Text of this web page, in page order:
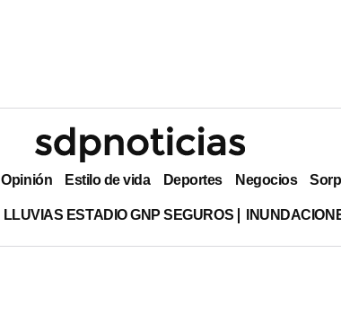
Opinión Estilo de vida Deportes Negocios
LLUVIAS ESTADIO GNP SEGUROS